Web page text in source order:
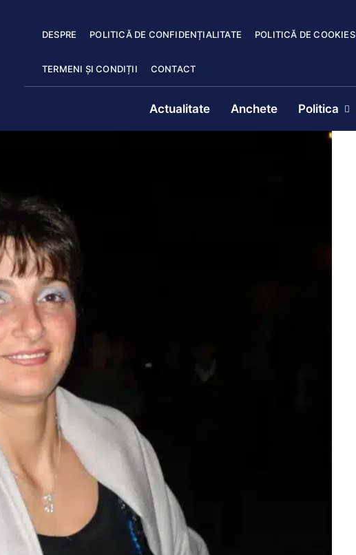
DESPRE POLITICĂ DE CONFIDENȚIALITATE POLITICĂ DE COOKIES
TERMENI ȘI CONDIȚII CONTACT
Actualitate Anchete Politica